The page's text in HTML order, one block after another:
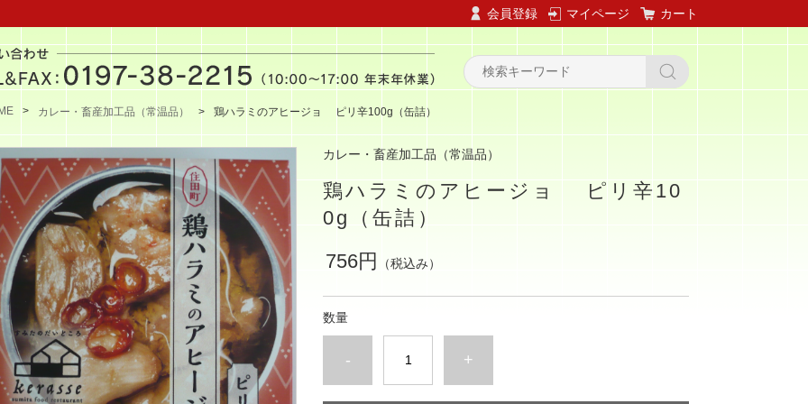
会員登録 マイページ カート
カレー・畜産加工品（常温品） 鶏ハラミのアヒージョ ピリ辛100g（缶詰）
カレー・畜産加工品（常温品）
鶏ハラミのアヒージョ ピリ辛10
0g（缶詰）
756円
（税込み）
数量
- +